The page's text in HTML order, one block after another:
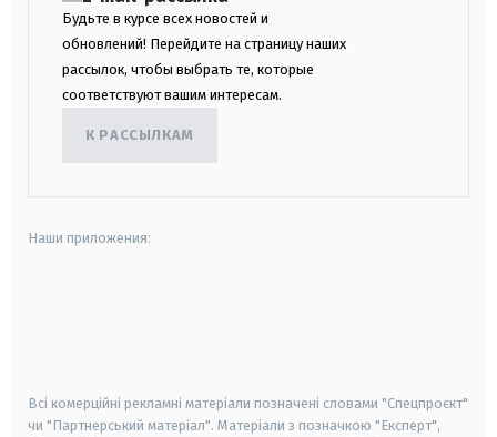
Будьте в курсе всех новостей и
обновлений! Перейдите на страницу наших
рассылок, чтобы выбрать те, которые
соответствуют вашим интересам.
К РАССЫЛКАМ
Наши приложения:
Всі комерційні рекламні матеріали позначені словами "Спецпроєкт"
чи "Партнерський матеріал". Матеріали з позначкою "Експерт",